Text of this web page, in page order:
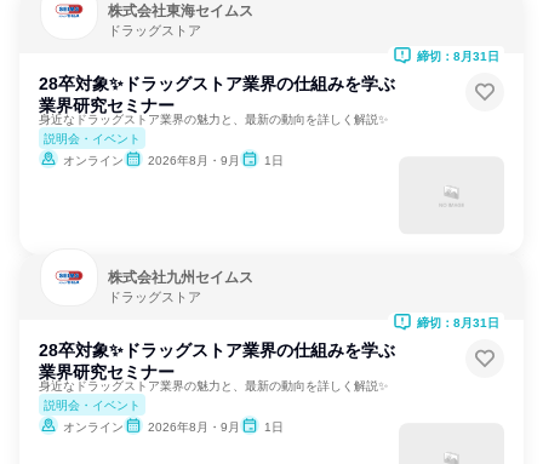
株式会社東海セイムス
ドラッグストア
28卒対象✨ドラッグストア業界の仕組みを学ぶ
業界研究セミナー
身近なドラッグストア業界の魅力と、最新の動向を詳しく解説✨️
説明会・イベント
オンライン
2026年8月・9月 1日
締切：8月31日
株式会社九州セイムス
ドラッグストア
28卒対象✨ドラッグストア業界の仕組みを学ぶ
業界研究セミナー
身近なドラッグストア業界の魅力と、最新の動向を詳しく解説✨️
説明会・イベント
オンライン
2026年8月・9月 1日
締切：8月31日